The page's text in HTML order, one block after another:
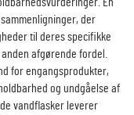
der
til deres specifikke
afgørende fordel.
for engangsprodukter,
og undgåelse af
vandflasker leverer